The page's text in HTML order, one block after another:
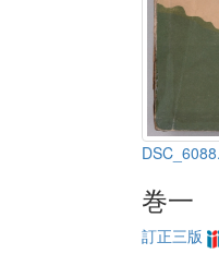
巻一
訂正三版